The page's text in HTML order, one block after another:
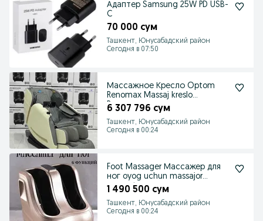
Адаптер Samsung 25W PD USB-
C
70 000 сум
Ташкент, Юнусабадский район
Сегодня в 07:50
Массажное Кресло Optom
Renomax Massaj kreslo
Renomax
6 307 796 сум
Ташкент, Юнусабадский район
Сегодня в 00:24
Foot Massager Массажер для
ног oyog uchun massajor
apparat
1 490 500 сум
Ташкент, Юнусабадский район
Сегодня в 00:24